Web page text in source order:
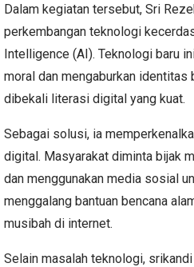
Dalam kegiatan tersebut, Sri
perkembangan teknologi
Intelligence (AI). Teknologi baru
moral dan mengaburkan identitas
dibekali literasi digital yang kuat.
Sebagai solusi, ia
digital. Masyarakat diminta bijak
dan menggunakan media sosial
menggalang bantuan bencana
musibah di internet.
Selain masalah teknologi,